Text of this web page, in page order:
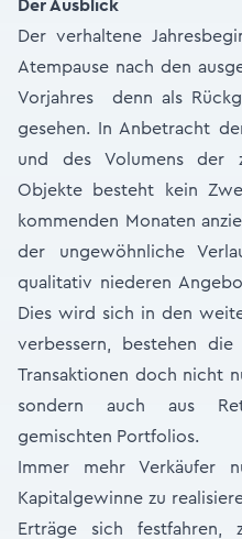
Der Ausblick
Der verhaltene
Atempause nach den
Vorjahres denn als
gesehen. In Anbetracht
und des Volumens der
Objekte besteht kein
kommenden Monaten
der ungewöhnliche
qualitativ niederen
Dies wird sich in den
verbessern, bestehen
Transaktionen doch nicht
sondern auch aus
gemischten Portfolios.
Immer mehr Verkäufer
Kapitalgewinne zu
Erträge sich festfahren,